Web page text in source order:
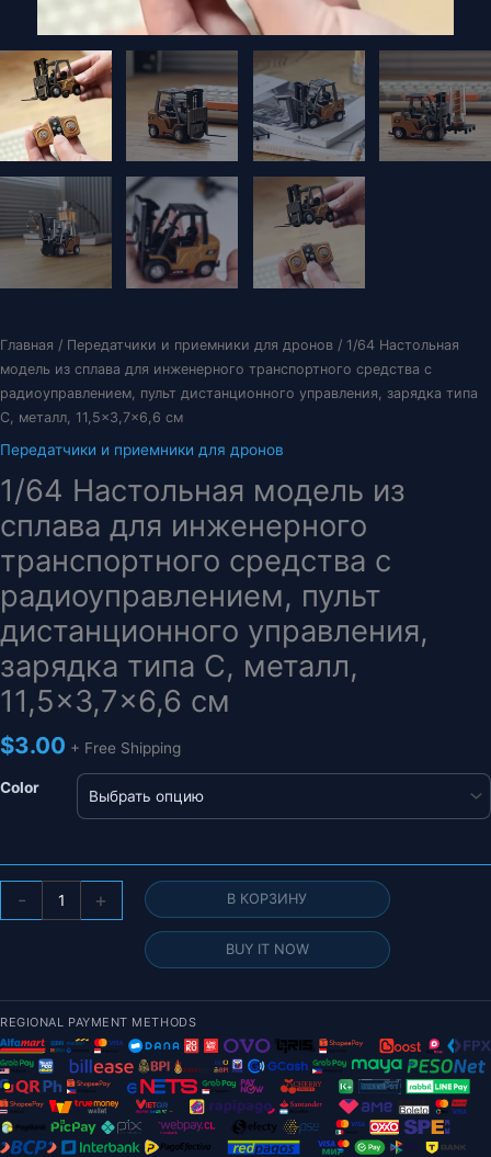
Главная / Передатчики и приемники для дронов / 1/64 Настольная
модель из сплава для инженерного транспортного средства с
радиоуправлением, пульт дистанционного управления, зарядка типа
C, металл, 11,5×3,7×6,6 см
Передатчики и приемники для дронов
1/64 Настольная модель из
сплава для инженерного
транспортного средства с
радиоуправлением, пульт
дистанционного управления,
зарядка типа C, металл,
11,5×3,7×6,6 см
$3.00 + Free Shipping
Color
-
Количество
товара
сплава
для
инженерного
транспортного
средства
+ В КОРЗИНУ
BUY IT NOW
REGIONAL PAYMENT METHODS